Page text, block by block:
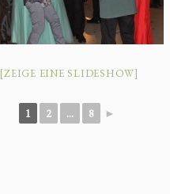
[ZEIGE EINE SLIDESHOW]
1 2 ... 8 ►